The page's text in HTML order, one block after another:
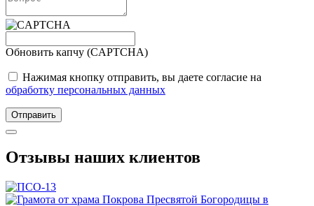
Обновить капчу (CAPTCHA)
Нажимая кнопку отправить, вы даете согласие на
обработку персональных данных
Отправить
Отзывы наших клиентов